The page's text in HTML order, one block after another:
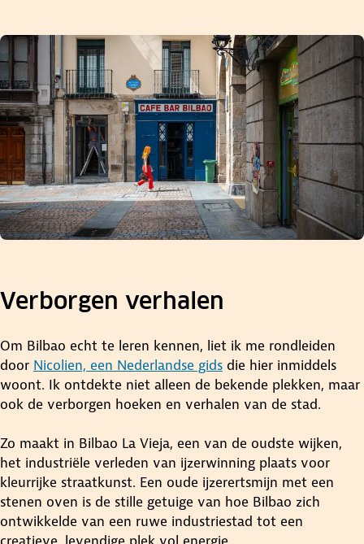
Verborgen verhalen
Om Bilbao echt te leren kennen, liet ik me rondleiden
door Nicolien, een Nederlandse gids die hier inmiddels
woont. Ik ontdekte niet alleen de bekende plekken, maar
ook de verborgen hoeken en verhalen van de stad.
Zo maakt in Bilbao La Vieja, een van de oudste wijken,
het industriële verleden van ijzerwinning plaats voor
kleurrijke straatkunst. Een oude ijzerertsmijn met een
stenen oven is de stille getuige van hoe Bilbao zich
ontwikkelde van een ruwe industriestad tot een